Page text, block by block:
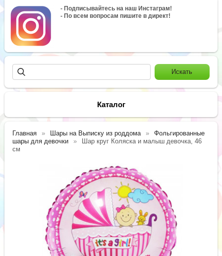
- Подписывайтесь на наш Инстаграм!
- По всем вопросам пишите в директ!
Каталог
Главная Шары на Выписку из роддома
Фольгированные
шары для девочки
Шар круг Коляска и малыш девочка, 46
см